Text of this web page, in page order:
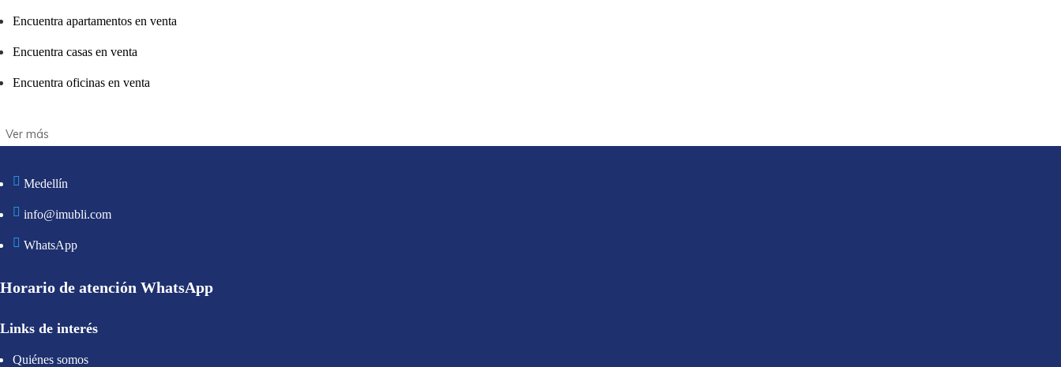
Encuentra apartamentos en venta
Encuentra casas en venta
Encuentra oficinas en venta
Medellín
info@imubli.com
WhatsApp
Horario de atención WhatsApp
Links de interés
Quiénes somos